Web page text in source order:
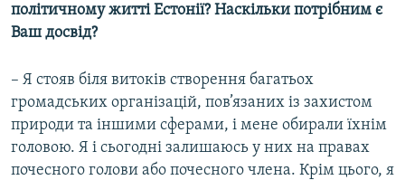
політичному житті Естонії? Наскільки потрібним є
Ваш досвід?
– Я стояв біля витоків створення багатьох
громадських організацій, пов’язаних із захистом
природи та іншими сферами, і мене обирали їхнім
головою. Я і сьогодні залишаюсь у них на правах
почесного голови або почесного члена. Крім цього, я